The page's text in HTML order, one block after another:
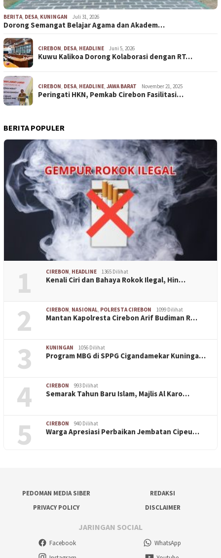
BERITA, DESA, KUNINGAN Juli 31, 2026
Dorong Semangat Belajar Agama dan Akadem…
CIREBON, DESA, HEADLINE Juni 5, 2026
Kuwu Kalikoa Dorong Kolaborasi dengan RT…
CIREBON, DESA, HEADLINE, JAWA BARAT November 21, 2025
Peringati HKN, Pemkab Cirebon Fasilitasi…
BERITA POPULER
1 CIREBON, HEADLINE 1365 Dilihat
Kenali Ciri dan Bahaya Rokok Ilegal, Hin…
2 CIREBON, NASIONAL, POLRESTA CIREBON 1099 Dilihat
Mantan Kapolresta Cirebon Arif Budiman R…
3 KUNINGAN 1056 Dilihat
Program MBG di SPPG Cigandamekar Kuninga…
4 CIREBON 993 Dilihat
Semarak Tahun Baru Islam, Majlis Al Karo…
5 CIREBON 940 Dilihat
Warga Apresiasi Perbaikan Jembatan Cipeu…
PEDOMAN MEDIA SIBER
REDAKSI
PRIVACY POLICY
DISCLAIMER
JARINGAN SOCIAL
Facebook
WhatsApp